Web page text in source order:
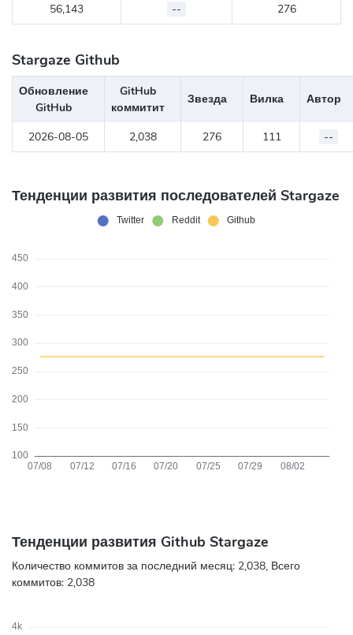
56,143 -- 276
Stargaze Github
Обновление
GitHub
GitHub
коммитит
Звезда Вилка Автор
2026-08-05 2,038 276 111 --
Тенденции развития последователей Stargaze
Тенденции развития Github Stargaze
Количество коммитов за последний месяц: 2,038, Всего
коммитов: 2,038